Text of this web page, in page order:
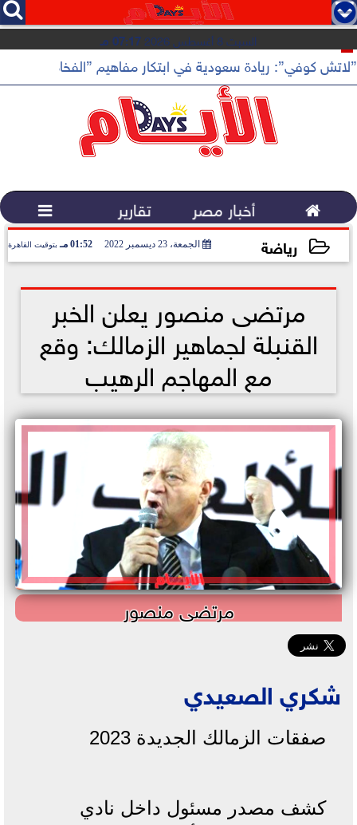
   
السبت 8 أغسطس 2026 07:17 مـ
”لاتش كوفي”: ريادة سعودية في ابتكار مفاهيم ”الفخامة
 أخبار مصر تقارير 
رياضة الجمعة، 23 ديسمبر 2022 01:52 مـ بتوقيت القاهرة
مرتضى منصور يعلن الخبر
القنبلة لجماهير الزمالك: وقع
مع المهاجم الرهيب
مرتضى منصور
شكري الصعيدي
صفقات الزمالك الجديدة 2023
كشف مصدر مسئول داخل نادي